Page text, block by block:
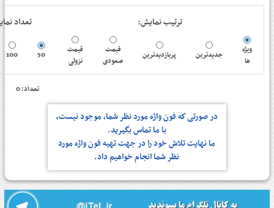
ترتیب نمایش: تعداد
ویژه
ها
جدیدترین پربازدیدترین
قیمت
صعودی
قیمت
نزولی
50
100
تعداد: 0
در صورتی كه فون واژه مورد نظر شما، موجود نیست،
با ما تماس بگیرید.
ما نهایت تلاش خود را در جهت تهیه فون واژه مورد
نظر شما انجام خواهیم داد.